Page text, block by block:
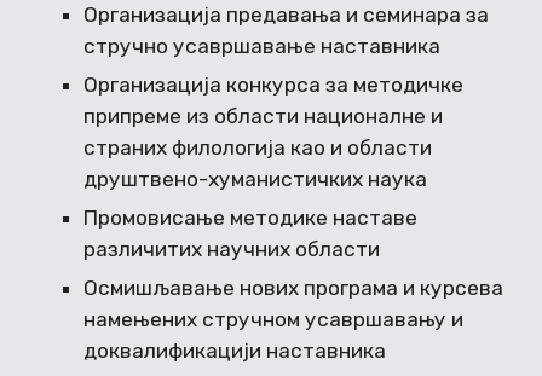
Организација предавања и семинара за
стручно усавршавање наставника
Организација конкурса за методичке
припреме из области националне и
страних филологија као и области
друштвено-хуманистичких наука
Промовисање методике наставе
различитих научних области
Осмишљавање нових програма и курсева
намењених стручном усавршавању и
доквалификацији наставника